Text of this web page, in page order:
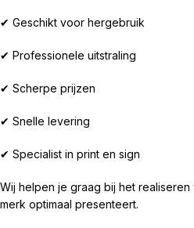
✔ Geschikt voor hergebruik
✔ Professionele uitstraling
✔ Scherpe prijzen
✔ Snelle levering
✔ Specialist in print en sign
Wij helpen je graag bij het
merk optimaal presenteert.